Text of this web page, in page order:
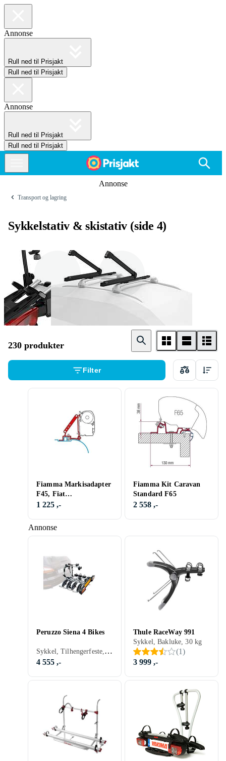
Annonse
Rull ned til Prisjakt
Rull ned til Prisjakt
Annonse
Rull ned til Prisjakt
Rull ned til Prisjakt
Annonse
Transport og lagring
Sykkelstativ & skistativ (side 4)
Sykkel Ski / Snowboard
230 produkter
Filter
Annonse
Fiamma Markisadapter
F45, Fiat
Ducato/Jumper Boxer
1 225 ,-
Fiamma Kit Caravan
Standard F65
2 558 ,-
Peruzzo Siena 4 Bikes
Sykkel, Tilhengerfeste, 60 kg
4 555 ,-
Thule RaceWay 991
Sykkel, Bakluke, 30 kg
(1)
3 999 ,-